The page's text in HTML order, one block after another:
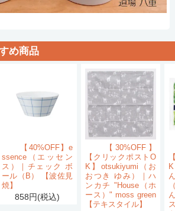
め商品
【40%OFF】e
ssence（エッセン
ス）｜チェック ボ
ール（B） 【波佐見
焼】
858円(税込)
【30%OFF】
【クリックポストO
K】otsukiyumi（お
おつき ゆみ）｜ハ
ンカチ "House（ホ
ース）" moss green
【テキスタイル】